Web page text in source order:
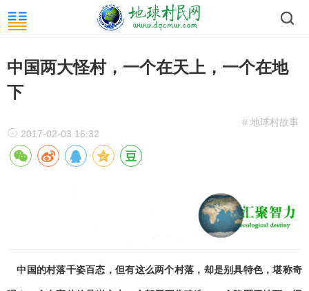
中国两大怪村，一个在天上，一个在地
下
# 地球村故事
2017-02-03 16:32
中国的村落千姿百态，但有这么两个村落，却是别具特色，堪称奇